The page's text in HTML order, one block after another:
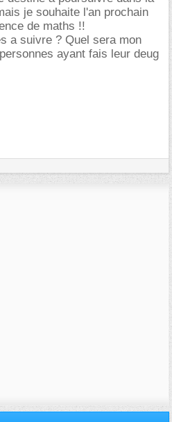
je souhaite l'an prochain
de maths !!
a suivre ? Quel sera mon
ayant fais leur deug